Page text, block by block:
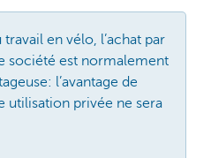
en vélo, l’achat par
société est normalement
l’avantage de
utilisation privée ne sera